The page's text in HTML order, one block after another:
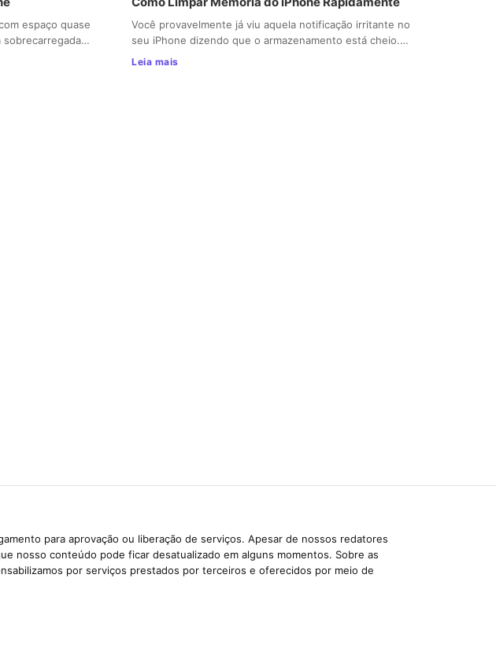
espaço quase
sobrecarregada…
Você provavelmente já viu aquela notificação irritante no
seu iPhone dizendo que o armazenamento está cheio.…
Leia mais
para aprovação ou liberação de serviços. Apesar de nossos redatores
nosso conteúdo pode ficar desatualizado em alguns momentos. Sobre as
por serviços prestados por terceiros e oferecidos por meio de